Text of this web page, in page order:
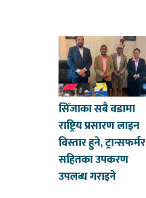
सिँजाका सबै वडामा
राष्ट्रिय प्रसारण लाइन
विस्तार हुने, ट्रान्सफर्मर
सहितका उपकरण
उपलब्ध गराइने